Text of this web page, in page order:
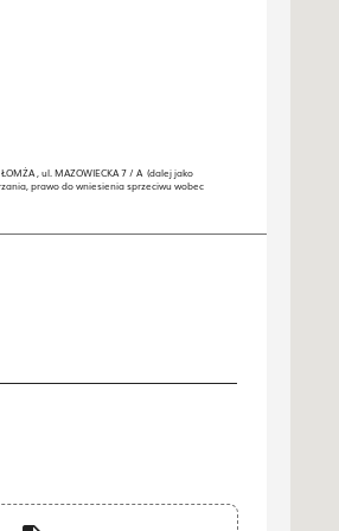
, ul. MAZOWIECKA 7 / A (dalej jako
prawo do wniesienia sprzeciwu wobec